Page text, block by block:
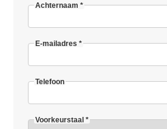
Achternaam *
E-mailadres *
Telefoon
Voorkeurstaal *